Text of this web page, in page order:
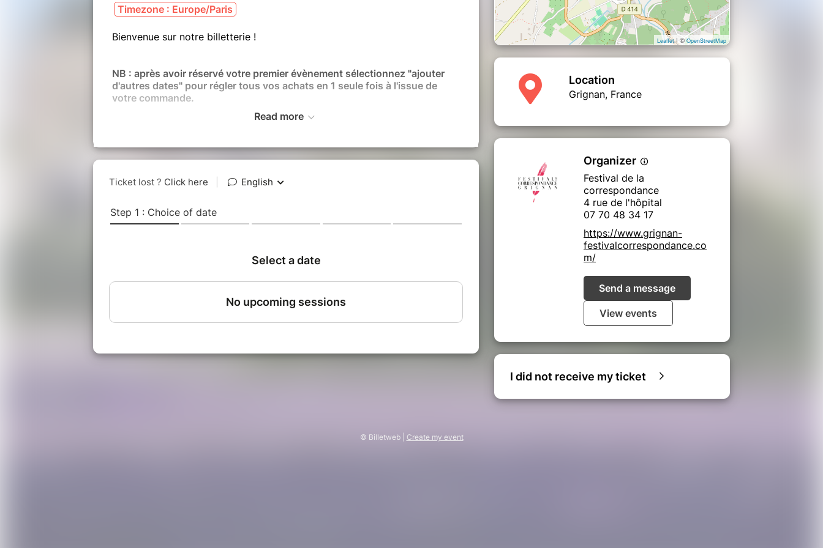
Timezone : Europe/Paris
Bienvenue sur notre billetterie !
NB : après avoir réservé votre premier évènement sélectionnez "ajouter
d'autres dates" pour régler tous vos achats en 1 seule fois à l'issue de
votre commande.
Pensez au forfait "soirée au Château" : si vous choisissez les deux
directement dans votre panier !
nique chic" aux festivaliers qui le souhaitent du mardi au samedi, la
proposée pour tout achat de billet pour la première lecture du soir via
notre billetterie sous réserve de disponibilité.
Read more
Leaflet| ©OpenStreetMap
Location
Grignan, France
Organizer
Festival de la
correspondance
4 rue de l'hôpital
07 70 48 34 17
https://www.grignan-
festivalcorrespondance.co
m/
Send a message
View events
I did not receive my ticket
© Billetweb | Create my event